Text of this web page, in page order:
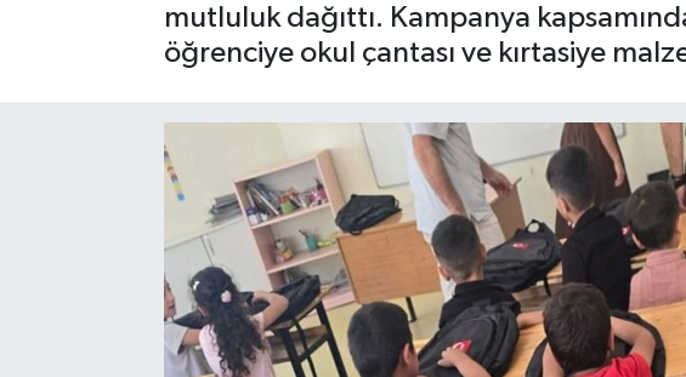
mutluluk dağıttı. Kampanya
öğrenciye okul çantası ve kırtasiye
Hakkari Haber
İLGİNÇ HABERLER
KÜLTÜR SANAT
Son Dakika Haberleri